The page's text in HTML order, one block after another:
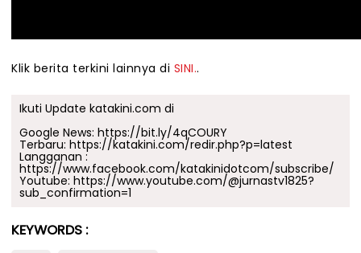
Klik berita terkini lainnya di SINI..
Ikuti Update katakini.com di
Google News: https://bit.ly/4qCOURY
Terbaru: https://katakini.com/redir.php?p=latest
Langganan :
https://www.facebook.com/katakinidotcom/subscribe/
Youtube: https://www.youtube.com/@jurnastv1825?
sub_confirmation=1
KEYWORDS :